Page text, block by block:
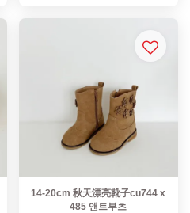
14-20cm 秋天漂亮靴子cu744 x
485 앤트부츠